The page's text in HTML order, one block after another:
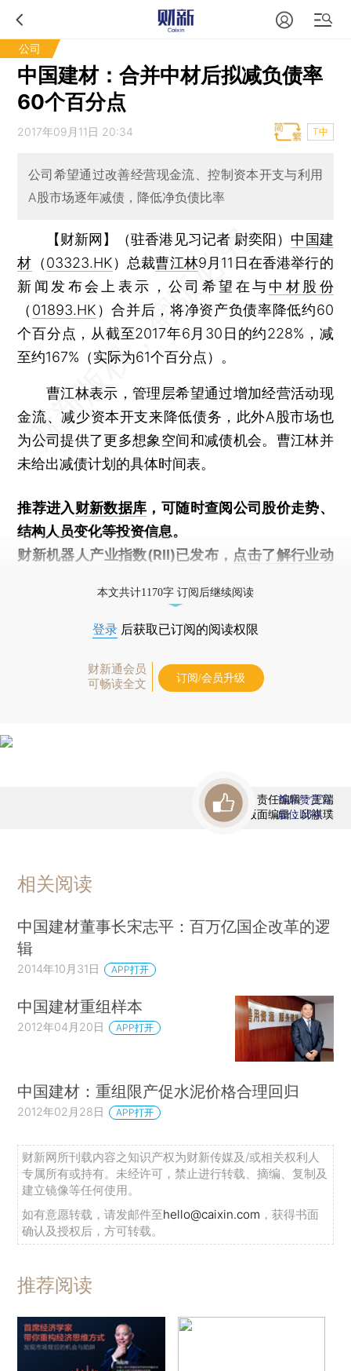
公司
中国建材：合并中材后拟减负债率
60个百分点
2017年09月11日 20:34 T中
公司希望通过改善经营现金流、控制资本开支与利用
A股市场逐年减债，降低净负债比率
【财新网】（驻香港见习记者 尉奕阳） 中国建
材 （03323.HK）总裁曹江林9月11日在香港举行的
新闻发布会上表示，公司希望在与中材股份
（ 01893.HK ）合并后，将净资产负债率降低约60
个百分点，从截至2017年6月30日的约228%，减
至约167%（实际为61个百分点）。
曹江林表示，管理层希望通过增加经营活动现
金流、减少资本开支来降低债务，此外A股市场也
为公司提供了更多想象空间和减债机会。曹江林并
未给出减债计划的具体时间表。
推荐进入财新数据库 ，可随时查阅公司股价走势、
结构人员变化等投资信息。
财新机器人产业指数(RII)已发布， 点击了解行业动
本文共计1170字 订阅后继续阅读
登录 后获取已订阅的阅读权限
财新通会员
可畅读全文
订阅/会员升级
责任编辑：王端
版面编辑：邱祺璞
首席赞赏官
虚位以待
相关阅读
中国建材董事长宋志平：百万亿国企改革的逻
辑
2014年10月31日 APP打开
中国建材重组样本
2012年04月20日 APP打开
中国建材：重组限产促水泥价格合理回归
2012年02月28日 APP打开
财新网所刊载内容之知识产权为财新传媒及/或相关权利人
专属所有或持有。未经许可，禁止进行转载、摘编、复制及
建立镜像等任何使用。
如有意愿转载，请发邮件至hello@caixin.com ，获得书面
确认及授权后，方可转载。
推荐阅读